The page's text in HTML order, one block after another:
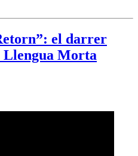
el darrer
Llengua Morta